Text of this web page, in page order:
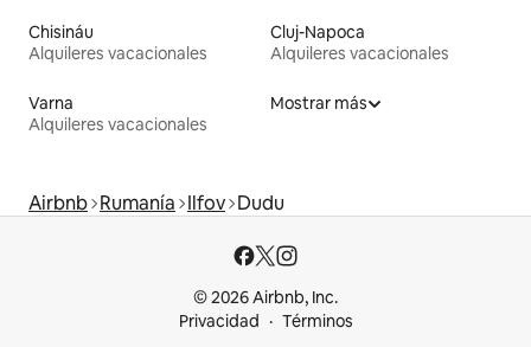
Chisináu
Alquileres vacacionales
Cluj-Napoca
Alquileres vacacionales
Varna
Alquileres vacacionales
Mostrar más
Airbnb Rumanía Ilfov Dudu
© 2026 Airbnb, Inc.
Privacidad
Términos